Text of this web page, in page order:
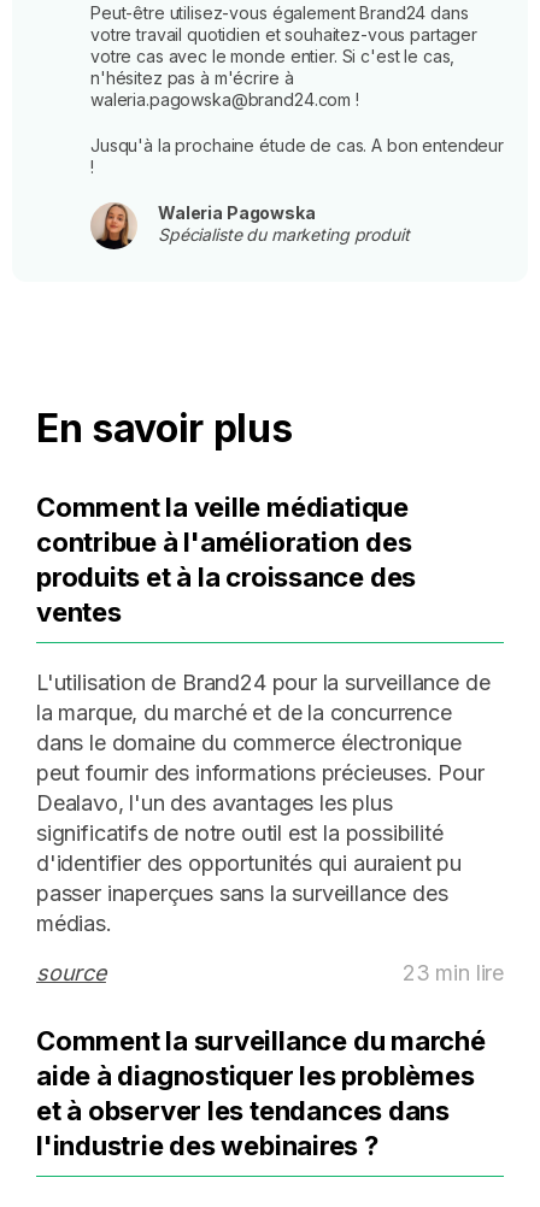
Peut-être utilisez-vous également Brand24 dans
votre travail quotidien et souhaitez-vous partager
votre cas avec le monde entier. Si c'est le cas,
n'hésitez pas à m'écrire à
waleria.pagowska@brand24.com !
Jusqu'à la prochaine étude de cas. A bon entendeur
!
Waleria Pagowska
Spécialiste du marketing produit
En savoir plus
Comment la veille médiatique
contribue à l'amélioration des
produits et à la croissance des
ventes
L'utilisation de Brand24 pour la surveillance de
la marque, du marché et de la concurrence
dans le domaine du commerce électronique
peut fournir des informations précieuses. Pour
Dealavo, l'un des avantages les plus
significatifs de notre outil est la possibilité
d'identifier des opportunités qui auraient pu
passer inaperçues sans la surveillance des
médias.
source
23 min lire
Comment la surveillance du marché
aide à diagnostiquer les problèmes
et à observer les tendances dans
l'industrie des webinaires ?